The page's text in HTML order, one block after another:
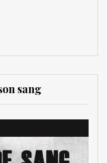
sang